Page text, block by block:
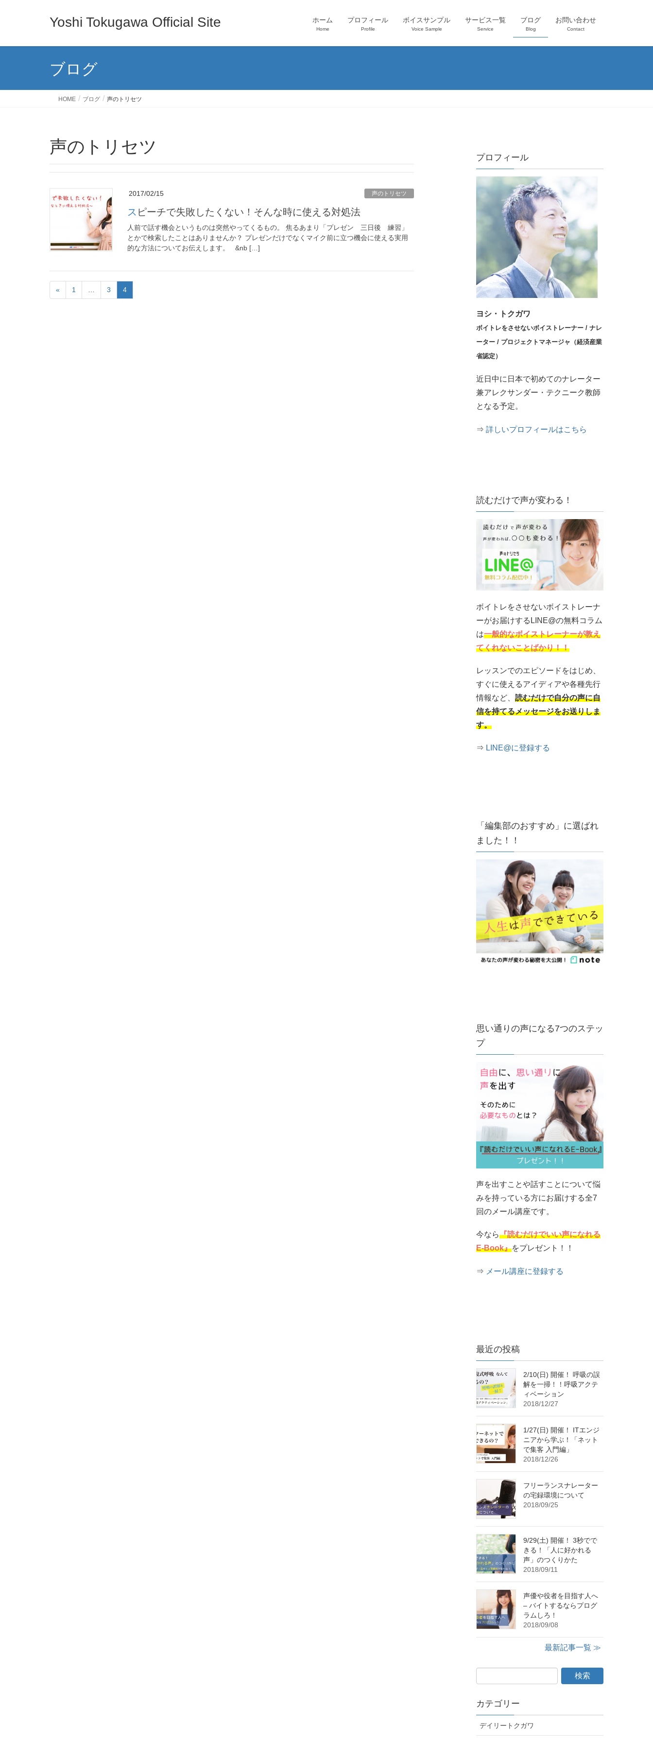
Yoshi Tokugawa Official Site ホーム
Home
プロフィール
Profile
ボイスサンプル
Voice Sample
サービス一覧
Service
ブログ
Blog
お問い合わせ
Contact
ブログ
HOME ブログ 声のトリセツ
声のトリセツ
2017/02/15 声のトリセツ
スピーチで失敗したくない！そんな時に使える対処法
人前で話す機会というものは突然やってくるもの。 焦るあまり「プレゼン 三日後 練習」
とかで検索したことはありませんか？ プレゼンだけでなくマイク前に立つ機会に使える実用
的な方法についてお伝えします。 &nb […]
« 1 3 4
プロフィール
ヨシ・トクガワ
ボイトレをさせないボイストレーナー / ナレ
ーター / プロジェクトマネージャ（経済産業
省認定）
近日中に日本で初めてのナレーター
兼アレクサンダー・テクニーク教師
となる予定。
⇒ 詳しいプロフィールはこちら
読むだけで声が変わる！
ボイトレをさせないボイストレーナ
ーがお届けするLINE@の無料コラム
は一般的なボイストレーナーが教え
てくれないことばかり！！
レッスンでのエピソードをはじめ、
すぐに使えるアイディアや各種先行
情報など、 読むだけで自分の声に自
信を持てるメッセージをお送りしま
す。
⇒ LINE@に登録する
「編集部のおすすめ」に選ばれ
ました！！
思い通りの声になる7つのステッ
プ
声を出すことや話すことについて悩
みを持っている方にお届けする全7
回のメール講座です。
今なら『読むだけでいい声になれる
E-Book』をプレゼント！！
⇒ メール講座に登録する
最近の投稿
2/10(日) 開催！ 呼吸の誤
解を一掃！！呼吸アクテ
ィベーション
2018/12/27
1/27(日) 開催！ ITエンジ
ニアから学ぶ！「ネット
で集客 入門編」
2018/12/26
フリーランスナレーター
の宅録環境について
2018/09/25
9/29(土) 開催！ 3秒でで
きる！「人に好かれる
声」のつくりかた
2018/09/11
声優や役者を目指す人へ
– バイトするならプログ
ラムしろ！
2018/09/08
最新記事一覧 ≫
カテゴリー
デイリートクガワ